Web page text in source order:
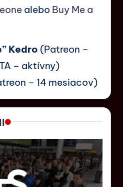
alebo Buy Me a
Kedro (Patreon –
– aktívny)
– 14 mesiacov)